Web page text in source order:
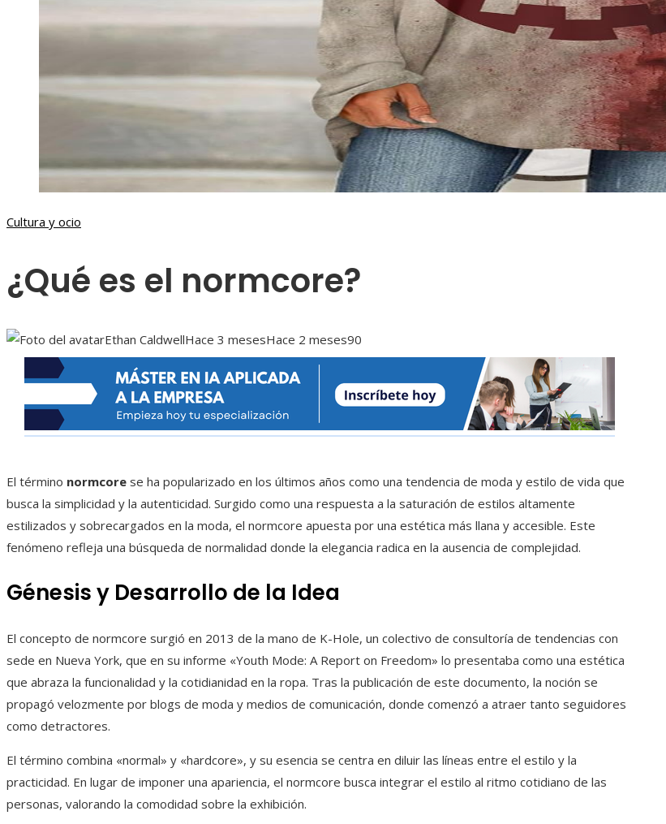
Cultura y ocio
¿Qué es el normcore?
Ethan CaldwellHace 3 mesesHace 2 meses90
El término normcore se ha popularizado en los últimos años como una tendencia de moda y estilo de vida que
busca la simplicidad y la autenticidad. Surgido como una respuesta a la saturación de estilos altamente
estilizados y sobrecargados en la moda, el normcore apuesta por una estética más llana y accesible. Este
fenómeno refleja una búsqueda de normalidad donde la elegancia radica en la ausencia de complejidad.
Génesis y Desarrollo de la Idea
El concepto de normcore surgió en 2013 de la mano de K-Hole, un colectivo de consultoría de tendencias con
sede en Nueva York, que en su informe «Youth Mode: A Report on Freedom» lo presentaba como una estética
que abraza la funcionalidad y la cotidianidad en la ropa. Tras la publicación de este documento, la noción se
propagó velozmente por blogs de moda y medios de comunicación, donde comenzó a atraer tanto seguidores
como detractores.
El término combina «normal» y «hardcore», y su esencia se centra en diluir las líneas entre el estilo y la
practicidad. En lugar de imponer una apariencia, el normcore busca integrar el estilo al ritmo cotidiano de las
personas, valorando la comodidad sobre la exhibición.